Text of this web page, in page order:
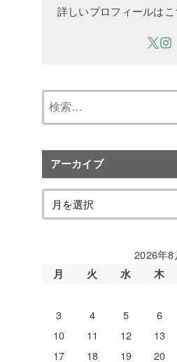
詳しいプロフィールは
アーカイブ
2026年8
月 火 水 木
3
4 5 6
10
11 12 13
17
18 19 20